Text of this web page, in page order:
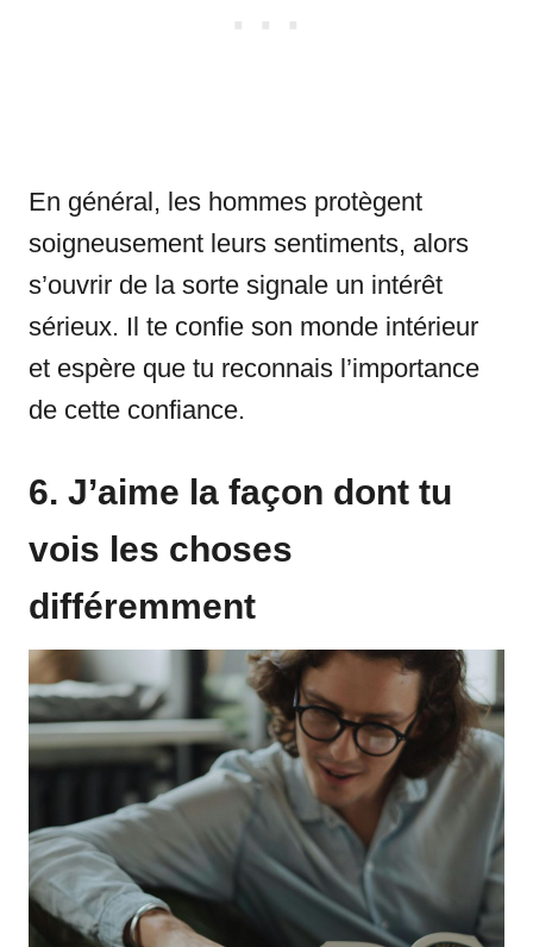
En général, les hommes protègent
soigneusement leurs sentiments, alors
s’ouvrir de la sorte signale un intérêt
sérieux. Il te confie son monde intérieur
et espère que tu reconnais l’importance
de cette confiance.
6. J’aime la façon dont tu
vois les choses
différemment